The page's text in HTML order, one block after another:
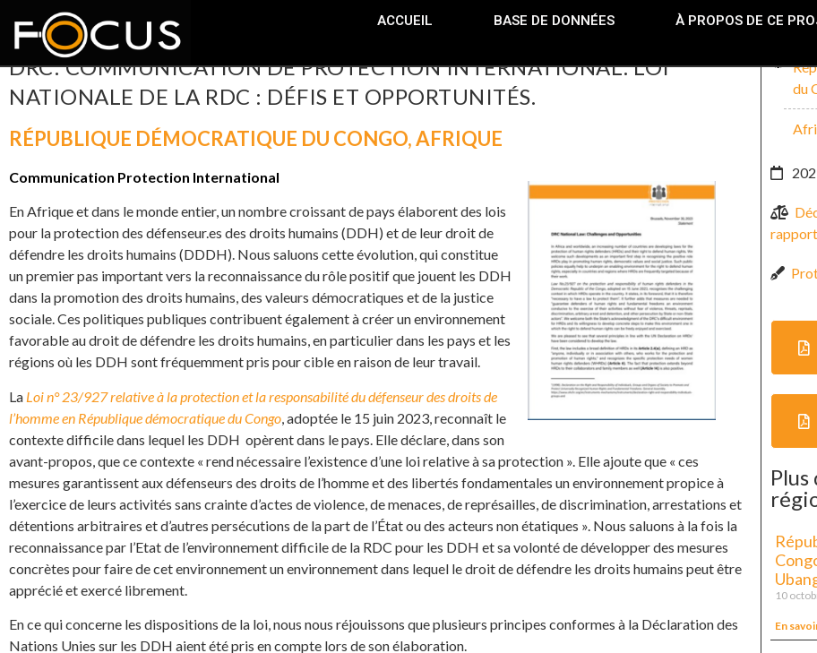
ACCUEIL BASE DE DONNÉES À PROPOS DE CE
DRC: COMMUNICATION DE PROTECTION INTERNATIONAL. LOI
NATIONALE DE LA RDC : DÉFIS ET OPPORTUNITÉS.
RÉPUBLIQUE DÉMOCRATIQUE DU CONGO,AFRIQUE
Communication Protection International
En Afrique et dans le monde entier, un nombre croissant de pays élaborent des lois
pour la protection des défenseur.es des droits humains (DDH) et de leur droit de
défendre les droits humains (DDDH). Nous saluons cette évolution, qui constitue
un premier pas important vers la reconnaissance du rôle positif que jouent les DDH
dans la promotion des droits humains, des valeurs démocratiques et de la justice
sociale. Ces politiques publiques contribuent également à créer un environnement
favorable au droit de défendre les droits humains, en particulier dans les pays et les
régions où les DDH sont fréquemment pris pour cible en raison de leur travail.
La Loi n° 23/927 relative à la protection et la responsabilité du défenseur des droits de
l’homme en République démocratique du Congo , adoptée le 15 juin 2023, reconnaît le
contexte difficile dans lequel les DDH opèrent dans le pays. Elle déclare, dans son
avant-propos, que ce contexte « rend nécessaire l’existence d’une loi relative à sa protection ». Elle ajoute que « ces
mesures garantissent aux défenseurs des droits de l’homme et des libertés fondamentales un environnement propice à
l’exercice de leurs activités sans crainte d’actes de violence, de menaces, de représailles, de discrimination, arrestations et
détentions arbitraires et d’autres persécutions de la part de l’État ou des acteurs non étatiques ». Nous saluons à la fois la
reconnaissance par l’Etat de l’environnement difficile de la RDC pour les DDH et sa volonté de développer des mesures
concrètes pour faire de cet environnement un environnement dans lequel le droit de défendre les droits humains peut être
apprécié et exercé librement.
En ce qui concerne les dispositions de la loi, nous nous réjouissons que plusieurs principes conformes à la Déclaration des
Nations Unies sur les DDH aient été pris en compte lors de son élaboration.
du
Plus
10
En